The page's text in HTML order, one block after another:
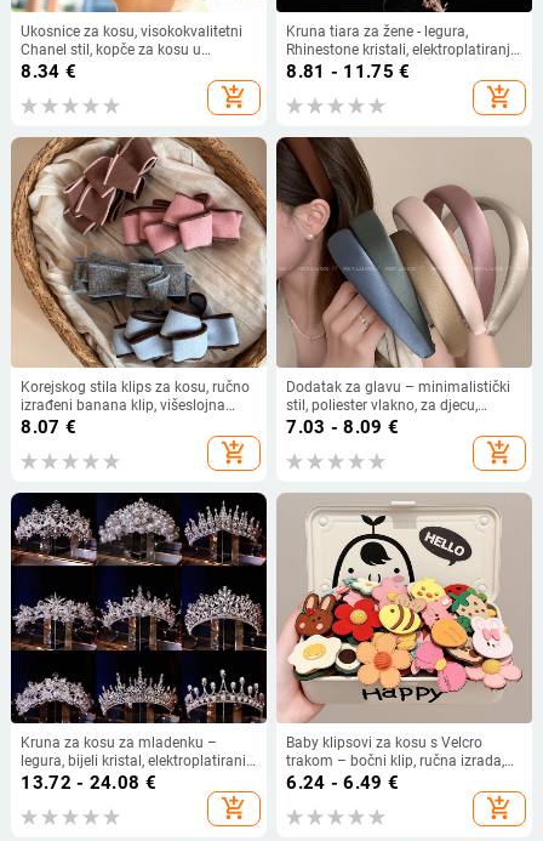
Ukosnice za kosu, visokokvalitetni
Chanel stil, kopče za kosu u
korejskom stilu, veliki volumen kose,
ukosnice za kosu s višestrukim
ogrebotinama, kandža za kosu
8.34 €
add_shopping_cart
Kruna tiara za žene - legura,
Rhinestone kristali, elektroplatiranje,
modni dodatak za kosu
8.81 - 11.75 €
add_shopping_cart
Korejskog stila klips za kosu, ručno
izrađeni banana klip, višeslojna
mašna za rep
8.07 €
add_shopping_cart
Dodatak za glavu – minimalistički
stil, poliester vlakno, za djecu,
Zimska 2025
7.03 - 8.09 €
add_shopping_cart
Kruna za kosu za mladenku –
legura, bijeli kristal, elektroplatirani
završni sloj, dodatak za kosu za
13.72 - 24.08 €
add_shopping_cart
Baby klipsovi za kosu s Velcro
trakom – bočni klip, ručna izrada,
miješani materijali, Oh Yang
6.24 - 6.49 €
add_shopping_cart